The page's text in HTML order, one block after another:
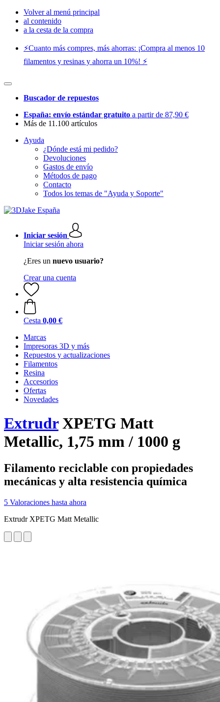
Volver al menú principal
al contenido
a la cesta de la compra
⚡️Cuanto más compres, más ahorras: ¡Compra al menos 10
filamentos y resinas y ahorra un 10%! ⚡️
Buscador de repuestos
España: envío estándar gratuito a partir de 87,90 €
Más de 11.100 artículos
Ayuda
¿Dónde está mi pedido?
Devoluciones
Gastos de envío
Métodos de pago
Contacto
Todos los temas de "Ayuda y Soporte"
Iniciar sesión
Iniciar sesión ahora
¿Eres un nuevo usuario?
Crear una cuenta
Cesta 0,00 €
Marcas
Impresoras 3D y más
Repuestos y actualizaciones
Filamentos
Resina
Accesorios
Ofertas
Novedades
ExtrudrXPETG Matt
Metallic, 1,75 mm / 1000 g
Filamento reciclable con propiedades
mecánicas y alta resistencia química
5 Valoraciones hasta ahora
Extrudr XPETG Matt Metallic